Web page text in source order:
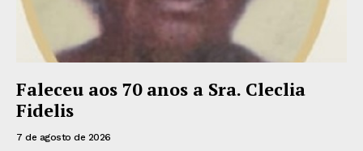
Faleceu aos 70 anos a Sra. Cleclia
Fidelis
7 de agosto de 2026